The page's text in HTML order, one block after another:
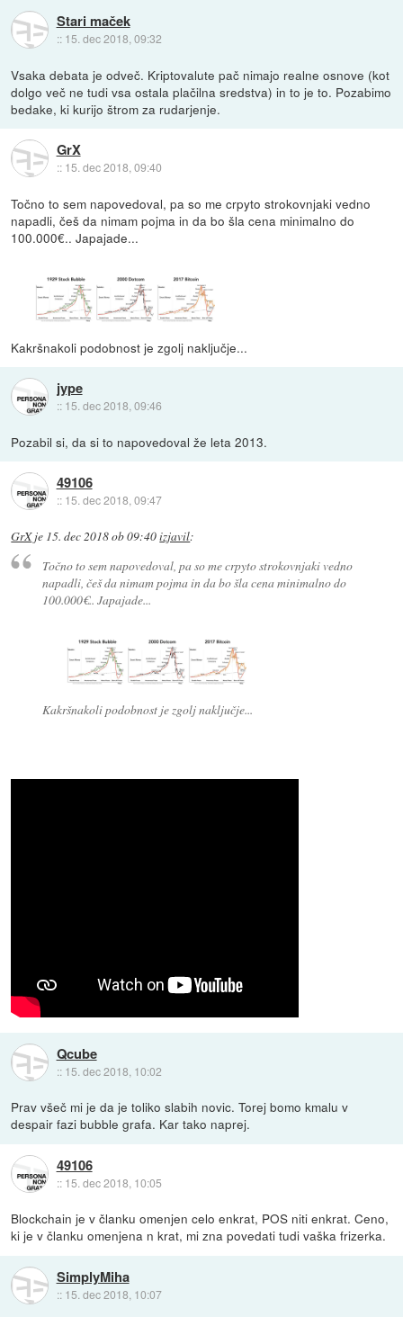
Stari maček
:: 15. dec 2018, 09:32
Vsaka debata je odveč. Kriptovalute pač nimajo realne osnove (kot
dolgo več ne tudi vsa ostala plačilna sredstva) in to je to. Pozabimo
bedake, ki kurijo štrom za rudarjenje.
GrX
:: 15. dec 2018, 09:40
Točno to sem napovedoval, pa so me crpyto strokovnjaki vedno
napadli, češ da nimam pojma in da bo šla cena minimalno do
100.000€.. Japajade...
Kakršnakoli podobnost je zgolj naključje...
jype
:: 15. dec 2018, 09:46
Pozabil si, da si to napovedoval že leta 2013.
49106
:: 15. dec 2018, 09:47
GrXje 15. dec 2018 ob 09:40izjavil:
Točno to sem napovedoval, pa so me crpyto strokovnjaki vedno
napadli, češ da nimam pojma in da bo šla cena minimalno do
100.000€.. Japajade...
Kakršnakoli podobnost je zgolj naključje...
Qcube
:: 15. dec 2018, 10:02
Prav všeč mi je da je toliko slabih novic. Torej bomo kmalu v
despair fazi bubble grafa. Kar tako naprej.
49106
:: 15. dec 2018, 10:05
Blockchain je v članku omenjen celo enkrat, POS niti enkrat. Ceno,
ki je v članku omenjena n krat, mi zna povedati tudi vaška frizerka.
SimplyMiha
:: 15. dec 2018, 10:07